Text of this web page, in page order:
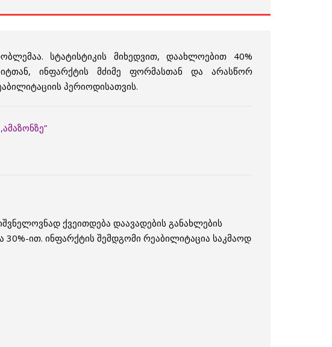
სტატისტიკის მიხედვით, დაახლოებით 40%
ინფარქტის მძიმე ფორმასთან და არასწორ
პერიოდისათვის.
ქვეითდება დაავადების განახლების
ით. ინფარქტის შემდგომი რეაბილიტაცია საკმაოდ